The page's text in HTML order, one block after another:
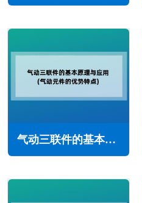
气动三联件的基本原理与应用(气动元件的优势特点)